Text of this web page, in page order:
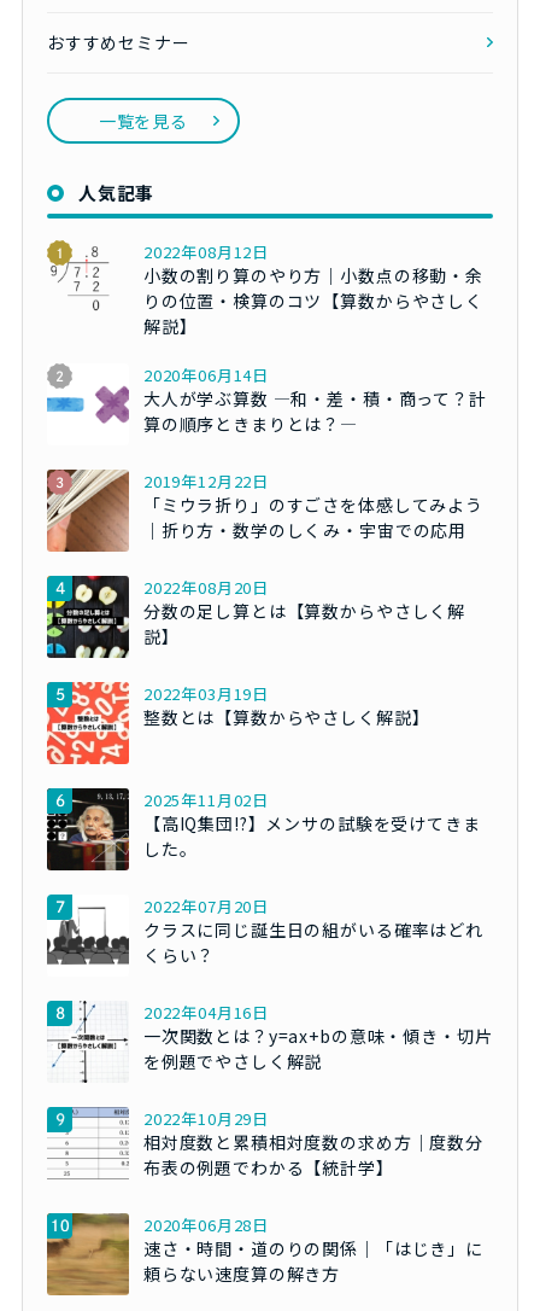
おすすめセミナー
一覧を見る
人気記事
2022年08月12日
小数の割り算のやり方｜小数点の移動・余
りの位置・検算のコツ【算数からやさしく
解説】
2020年06月14日
大人が学ぶ算数 ―和・差・積・商って？計
算の順序ときまりとは？―
2019年12月22日
「ミウラ折り」のすごさを体感してみよう
｜折り方・数学のしくみ・宇宙での応用
2022年08月20日
分数の足し算とは【算数からやさしく解
説】
2022年03月19日
整数とは【算数からやさしく解説】
2025年11月02日
【高IQ集団!?】メンサの試験を受けてきま
した。
2022年07月20日
クラスに同じ誕生日の組がいる確率はどれ
くらい？
2022年04月16日
一次関数とは？y=ax+bの意味・傾き・切片
を例題でやさしく解説
2022年10月29日
相対度数と累積相対度数の求め方｜度数分
布表の例題でわかる【統計学】
2020年06月28日
速さ・時間・道のりの関係｜「はじき」に
頼らない速度算の解き方